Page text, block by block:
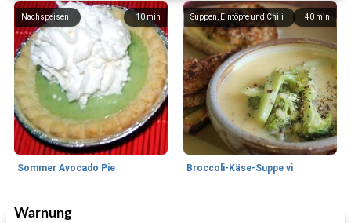
10min
Nachspeisen
Sommer Avocado Pie
40 min
Suppen, Eintöpfe und Chili
Broccoli-Käse-Suppe vi
Kurs
Warnung